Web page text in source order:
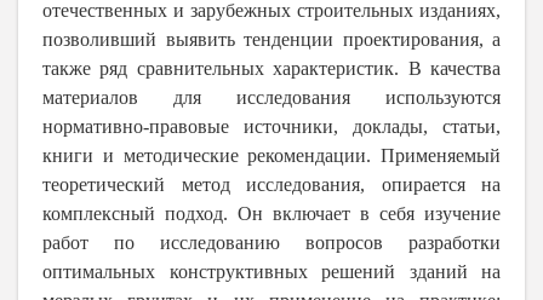
отечественных и зарубежных строительных изданиях,
позволивший выявить тенденции проектирования, а
также ряд сравнительных характеристик. В качества
материалов для исследования используются
нормативно-правовые источники, доклады, статьи,
книги и методические рекомендации. Применяемый
теоретический метод исследования, опирается на
комплексный подход. Он включает в себя изучение
работ по исследованию вопросов разработки
оптимальных конструктивных решений зданий на